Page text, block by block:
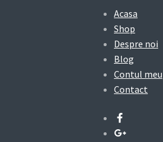
Acasa
Shop
Despre noi
Blog
Contul meu
Contact